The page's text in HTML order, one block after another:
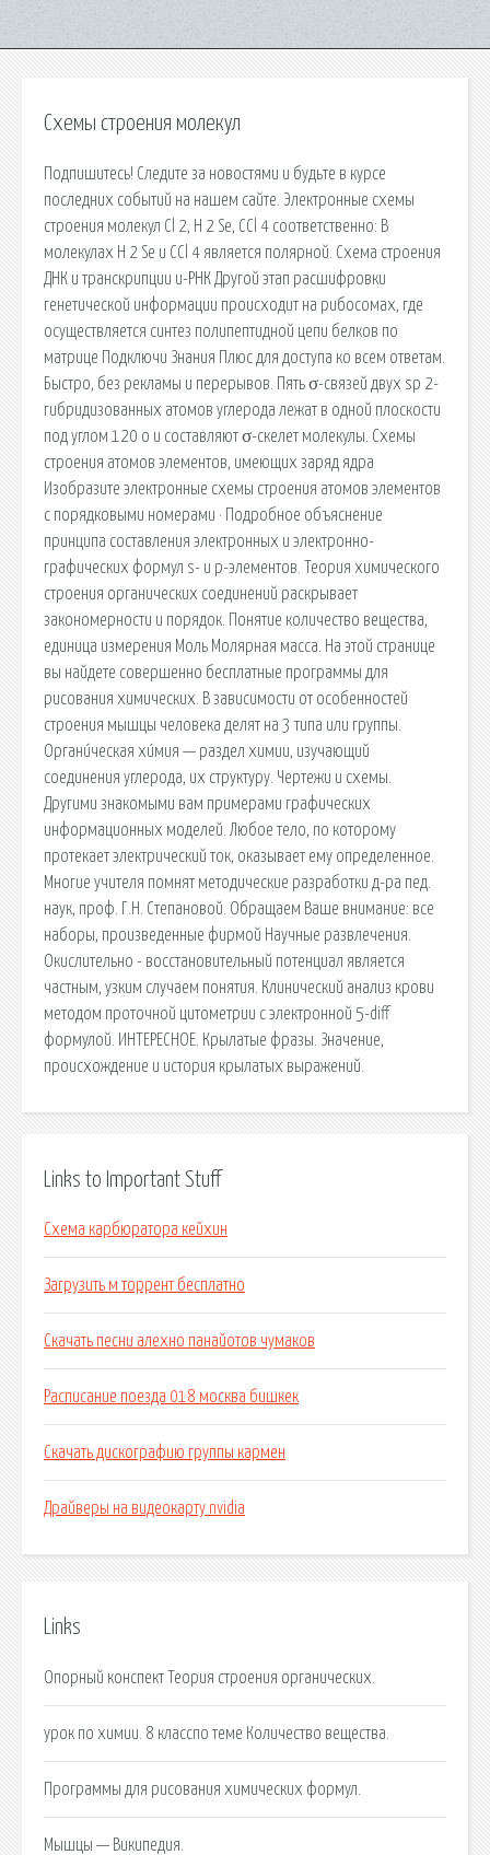
Схемы строения молекул
Подпишитесь! Следите за новостями и будьте в курсе
последних событий на нашем сайте. Электронные схемы
строения молекул Cl 2, H 2 Se, CCl 4 соответственно: В
молекулах H 2 Se и CCl 4 является полярной. Схема строения
ДНК и транскрипции и-РНК Другой этап расшифровки
генетической информации происходит на рибосомах, где
осуществляется синтез полипептидной цепи белков по
матрице Подключи Знания Плюс для доступа ко всем ответам.
Быстро, без рекламы и перерывов. Пять σ-связей двух sp 2-
гибридизованных атомов углерода лежат в одной плоскости
под углом 120 o и составляют σ-скелет молекулы. Схемы
строения атомов элементов, имеющих заряд ядра
Изобразите электронные схемы строения атомов элементов
с порядковыми номерами · Подробное объяснение
принципа составления электронных и электронно-
графических формул s- и p-элементов. Теория химического
строения органических соединений раскрывает
закономерности и порядок. Понятие количество вещества,
единица измерения Моль Молярная масса. На этой странице
вы найдете совершенно бесплатные программы для
рисования химических. В зависимости от особенностей
строения мышцы человека делят на 3 типа или группы.
Органи́ческая хи́мия — раздел химии, изучающий
соединения углерода, их структуру. Чертежи и схемы.
Другими знакомыми вам примерами графических
информационных моделей. Любое тело, по которому
протекает электрический ток, оказывает ему определенное.
Многие учителя помнят методические разработки д-ра пед.
наук, проф. Г.Н. Степановой. Обращаем Ваше внимание: все
наборы, произведенные фирмой Научные развлечения.
Окислительно - восстановительный потенциал является
частным, узким случаем понятия. Клинический анализ крови
методом проточной цитометрии с электронной 5-diff
формулой. ИНТЕРЕСНОЕ. Крылатые фразы. Значение,
происхождение и история крылатых выражений.
Links to Important Stuff
Схема карбюратора кейхин
Загрузить м торрент бесплатно
Скачать песни алехно панайотов чумаков
Расписание поезда 018 москва бишкек
Скачать дискографию группы кармен
Драйверы на видеокарту nvidia
Links
Опорный конспект Теория строения органических.
урок по химии. 8 класспо теме Количество вещества.
Программы для рисования химических формул.
Мышцы — Википедия.